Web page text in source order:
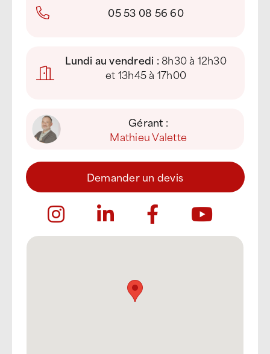
05 53 08 56 60
Lundi au vendredi :8h30 à 12h30
et 13h45 à 17h00
Gérant :
Mathieu Valette
Demander un devis